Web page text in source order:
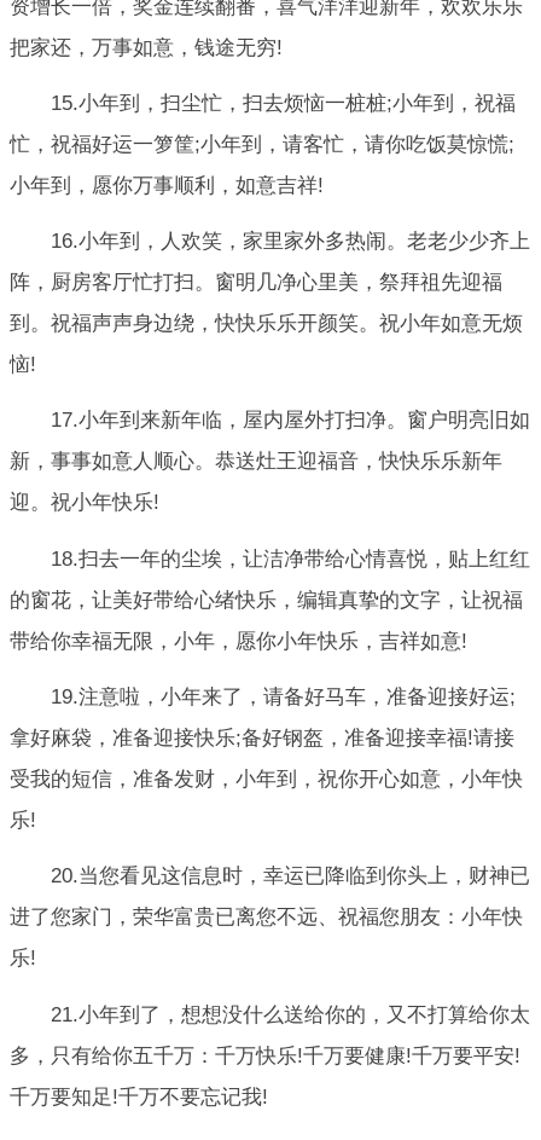
资增长一倍，奖金连续翻番，喜气洋洋迎新年，欢欢乐乐
把家还，万事如意，钱途无穷!
15.小年到，扫尘忙，扫去烦恼一桩桩;小年到，祝福
忙，祝福好运一箩筐;小年到，请客忙，请你吃饭莫惊慌;
小年到，愿你万事顺利，如意吉祥!
16.小年到，人欢笑，家里家外多热闹。老老少少齐上
阵，厨房客厅忙打扫。窗明几净心里美，祭拜祖先迎福
到。祝福声声身边绕，快快乐乐开颜笑。祝小年如意无烦
恼!
17.小年到来新年临，屋内屋外打扫净。窗户明亮旧如
新，事事如意人顺心。恭送灶王迎福音，快快乐乐新年
迎。祝小年快乐!
18.扫去一年的尘埃，让洁净带给心情喜悦，贴上红红
的窗花，让美好带给心绪快乐，编辑真挚的文字，让祝福
带给你幸福无限，小年，愿你小年快乐，吉祥如意!
19.注意啦，小年来了，请备好马车，准备迎接好运;
拿好麻袋，准备迎接快乐;备好钢盔，准备迎接幸福!请接
受我的短信，准备发财，小年到，祝你开心如意，小年快
乐!
20.当您看见这信息时，幸运已降临到你头上，财神已
进了您家门，荣华富贵已离您不远、祝福您朋友：小年快
乐!
21.小年到了，想想没什么送给你的，又不打算给你太
多，只有给你五千万：千万快乐!千万要健康!千万要平安!
千万要知足!千万不要忘记我!